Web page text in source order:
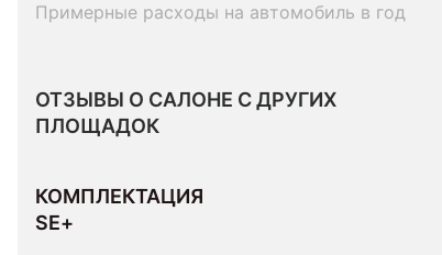
Примерные расходы на автомобиль в год
ОТЗЫВЫ О САЛОНЕ С ДРУГИХ
ПЛОЩАДОК
КОМПЛЕКТАЦИЯ
SE+